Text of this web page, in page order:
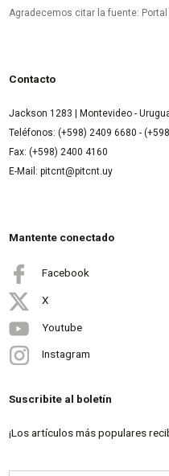
Agradecemos citar la fuente: Portal
Contacto
Jackson 1283 | Montevideo -
Teléfonos: (+598) 2409 6680 -
Fax: (+598) 2400 4160
E-Mail: pitcnt@pitcnt.uy
Mantente conectado
Facebook
X
Youtube
Instagram
Suscribite al boletín
¡Los artículos más populares